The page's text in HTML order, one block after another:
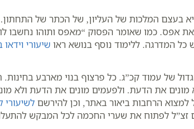
בעצם המלכות של העליון, של הכתר של
אפס. כמו שאומר הפסוק “מאפס ותוהו
המדרגה. ללימוד נוסף בנושא ראו שיעורי
של עמוד קכ”ג. כל פרצוף בנוי מארבע
מונים את הדעת. ולפעמים מונים את הדעת
למצוא הרחבות ביאור באתר, וכן להירשם לשיעורי
זצ”ל לפתוח את שערי החכמה לכל המבקש